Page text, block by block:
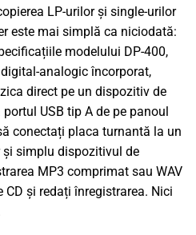
LP-urilor și single-urilor
este mai simplă ca niciodată:
modelului DP-400,
analogic încorporat,
direct pe un dispozitiv de
USB tip A de pe panoul
conectați placa turnantă la un
simplu dispozitivul de
MP3 comprimat sau WAV
și redați înregistrarea. Nici